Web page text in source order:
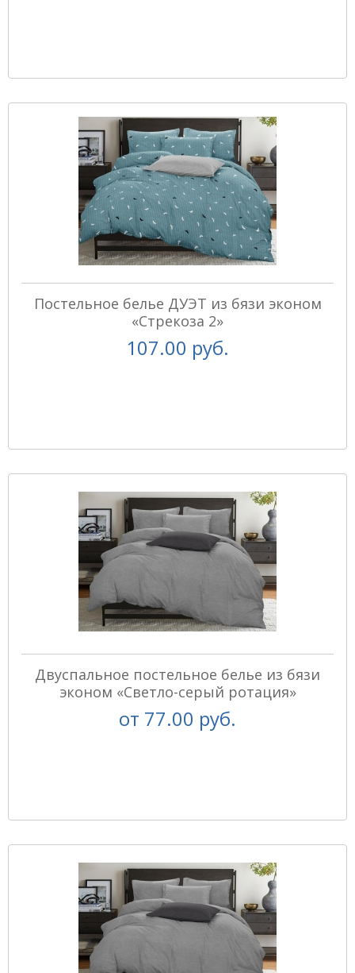
Постельное белье ДУЭТ из бязи эконом
«Стрекоза 2»
107.00 руб.
Двуспальное постельное белье из бязи
эконом «Светло-серый ротация»
от 77.00 руб.